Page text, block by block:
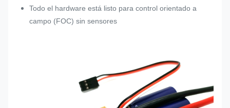
Todo el hardware está listo para control orientado a
campo (FOC) sin sensores